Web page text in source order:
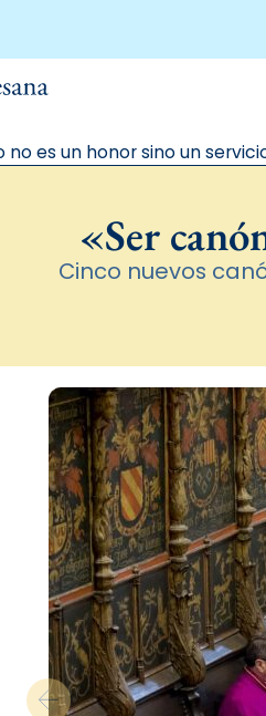
no es un honor sino un
«Ser
Cinco nuevos